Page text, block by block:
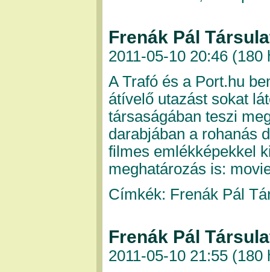
Frenák Pál
2011-05-10 20:46 (180
A Trafó és a Port.hu
átívelő utazást sokat
társaságában teszi
darabjában a rohanás
filmes emlékképekkel
meghatározás is:
Címkék: Frenák Pál
Frenák Pál
2011-05-10 21:55 (180